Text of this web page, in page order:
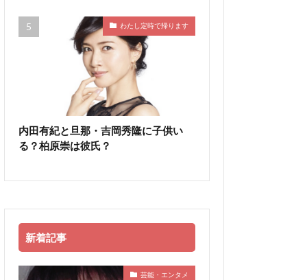
わたし定時で帰ります
内田有紀と旦那・吉岡秀隆に子供い
る？柏原崇は彼氏？
新着記事
芸能・エンタメ